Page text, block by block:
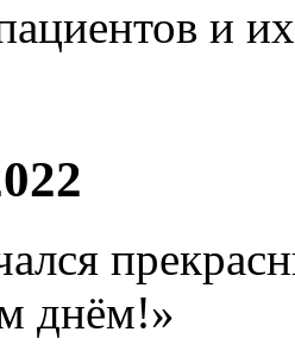
и
днём!»